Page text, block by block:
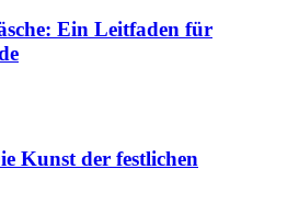
Ein Leitfaden für
Kunst der festlichen